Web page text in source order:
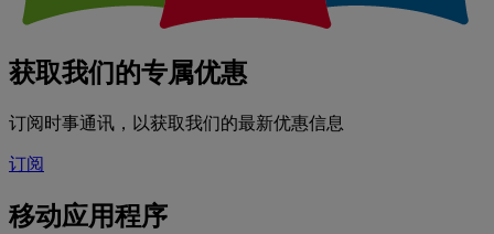
获取我们的专属优惠
订阅时事通讯，以获取我们的最新优惠信息
订阅
移动应用程序